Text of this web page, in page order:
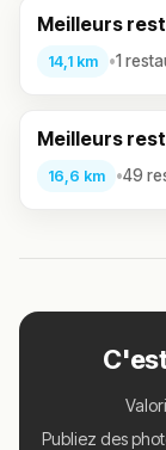
Meilleurs
14,1 km •1
Meilleurs
16,6 km •49
Publiez des